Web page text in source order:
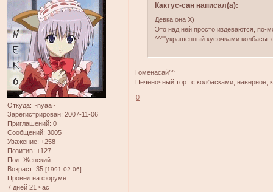
Откуда: ~nyaa~
Зарегистрирован: 2007-11-06
Приглашений: 0
Сообщений: 3005
Уважение: +258
Позитив: +127
Пол: Женский
Возраст: 35 [1991-02-06]
Провел на форуме:
7 дней 21 час
Кактус-сан написал(а):
Девка она Х)
Это над ней просто издеваются,
^^''''украшенный кусочками колбасы.
Гоменасай^^
Печёночный торт с колбасками, наверное,
0